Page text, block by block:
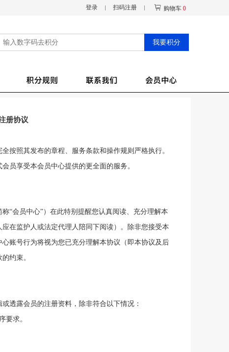
登录 扫码注册 购物车 0
我要积分
积分规则 联系我们 会员中心
册协议
按照其发布的章程、服务条款和操作规则严格执行。
会员享受本会员中心提供的更全面的服务。
称“会员中心”）在此特别提醒您认真阅读、充分理解本
在监护人或法定代理人陪同下阅读）。除非您接受本
账号行为将视为您已充分理解本协议（即本协议及后
约束。
透露会员的注册资料，除非符合以下情况：
要求。